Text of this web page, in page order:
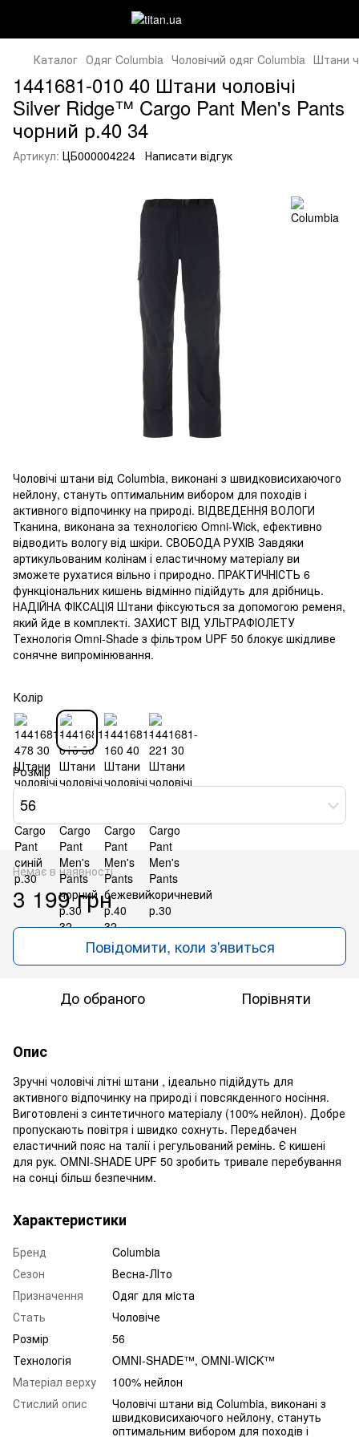
Каталог Одяг Columbia Чоловічий одяг Columbia Штани
1441681-010 40 Штани чоловічі
Silver Ridge™ Cargo Pant Men's Pants
чорний р.40 34
Артикул: ЦБ000004224 Написати відгук
Чоловічі штани від Columbia, виконані з швидковисихаючого
нейлону, стануть оптимальним вибором для походів і
активного відпочинку на природі. ВІДВЕДЕННЯ ВОЛОГИ
Тканина, виконана за технологією Omni-Wick, ефективно
відводить вологу від шкіри. СВОБОДА РУХІВ Завдяки
артикульованим колінам і еластичному матеріалу ви
зможете рухатися вільно і природно. ПРАКТИЧНІСТЬ 6
функціональних кишень відмінно підійдуть для дрібниць.
НАДІЙНА ФІКСАЦІЯ Штани фіксуються за допомогою ременя,
який йде в комплекті. ЗАХИСТ ВІД УЛЬТРАФІОЛЕТУ
Технологія Omni-Shade з фільтром UPF 50 блокує шкідливе
сонячне випромінювання.
Колір
Розмір
56
Немає в наявності
3 199 грн
Повідомити, коли з'явиться
До обраного Порівняти
Опис
Зручні чоловічі літні штани , ідеально підійдуть для
активного відпочинку на природі і повсякденного носіння.
Виготовлені з синтетичного матеріалу (100% нейлон). Добре
пропускають повітря і швидко сохнуть. Передбачен
еластичний пояс на талії і регульований ремінь. Є кишені
для рук. OMNI-SHADE UPF 50 зробить тривале перебування
на сонці більш безпечним.
Характеристики
Бренд
Columbia
Сезон
Весна-ЛІто
Призначення
Одяг для мiста
Стать
Чоловіче
Розмір
56
Технологія
OMNI-SHADE™, OMNI-WICK™
Матеріал верху
100% нейлон
Стислий опис
Чоловічі штани від Columbia, виконані з
швидковисихаючого нейлону, стануть
оптимальним вибором для походів і